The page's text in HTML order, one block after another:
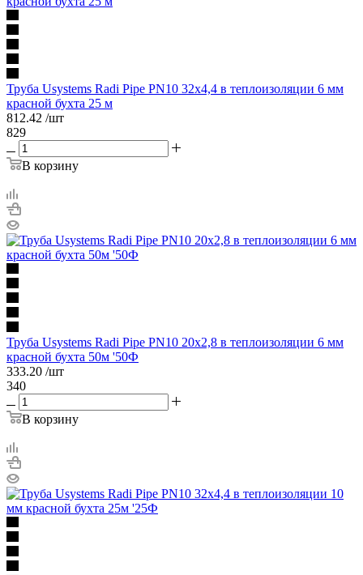
Труба Usystems Radi Pipe PN10 32x4,4 в теплоизоляции 6 мм
красной бухта 25 м
812.42 /шт
829
В корзину
Труба Usystems Radi Pipe PN10 20x2,8 в теплоизоляции 6 мм
красной бухта 50м '50Ф
333.20 /шт
340
В корзину